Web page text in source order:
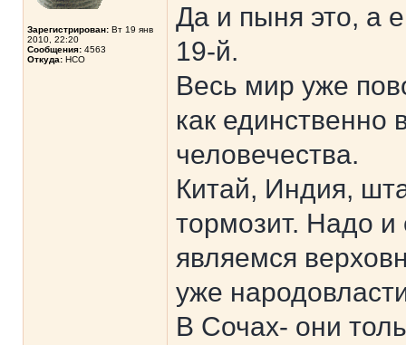
Зарегистрирован: Вт 19 янв
2010, 22:20
Сообщения: 4563
Откуда: НСО
Да и пыня это, а
19-й.
Весь мир уже
как единственно
человечества.
Китай, Индия,
тормозит. Надо
являемся
уже
В Сочах- они